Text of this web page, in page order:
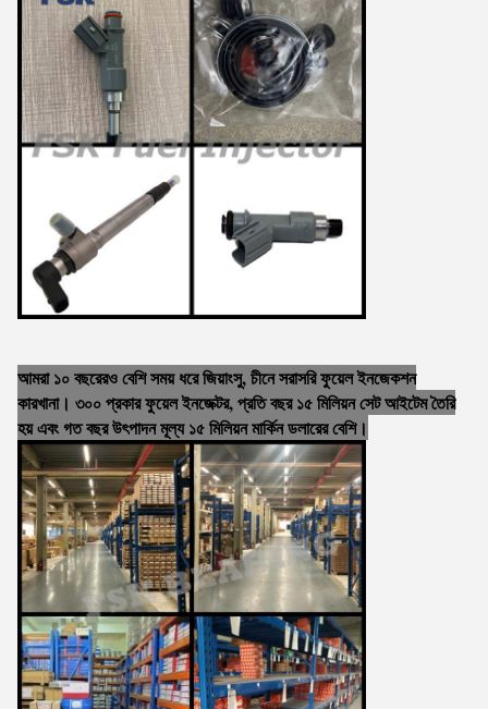
আমরা ১০ বছরেরও বেশি সময় ধরে জিয়াংসু, চীনে সরাসরি ফুয়েল ইনজেকশন
কারখানা। ৩০০ প্রকার ফুয়েল ইনজেক্টর, প্রতি বছর ১৫ মিলিয়ন সেট আইটেম তৈরি
হয় এবং গত বছর উৎপাদন মূল্য ১৫ মিলিয়ন মার্কিন ডলারের বেশি।